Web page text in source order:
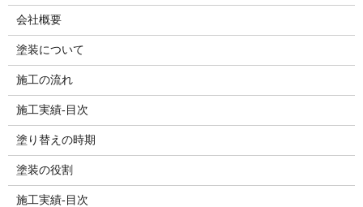
会社概要
塗装について
施工の流れ
施工実績-目次
塗り替えの時期
塗装の役割
施工実績-目次